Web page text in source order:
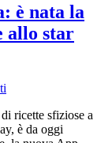
è nata la
allo star
ricette sfiziose a
è da oggi